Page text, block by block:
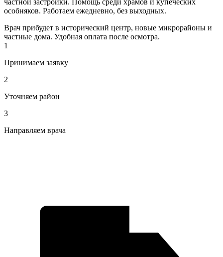
особняков. Работаем ежедневно, без выходных.
Врач прибудет в исторический центр, новые микрорайоны и
частные дома. Удобная оплата после осмотра.
1
Принимаем заявку
2
Уточняем район
3
Направляем врача